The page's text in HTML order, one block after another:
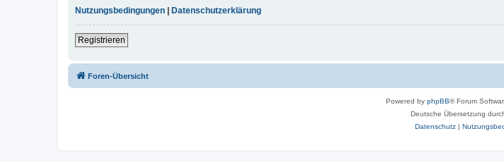
Nutzungsbedingungen
Datenschutzerklärung
Registrieren
Foren-Übersicht
Powered by phpBB® Forum
Deutsche Übersetzung
Datenschutz|